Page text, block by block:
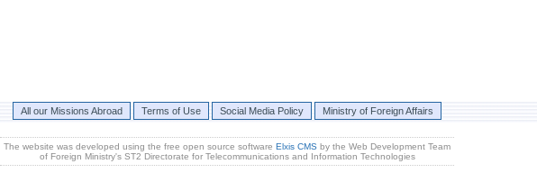
All our Missions Abroad Terms of Use Social Media Policy Ministry of Foreign Affairs
The website was developed using the free open source software Elxis CMS by the Web Development Team
of Foreign Ministry's ST2 Directorate for Telecommunications and Information Technologies